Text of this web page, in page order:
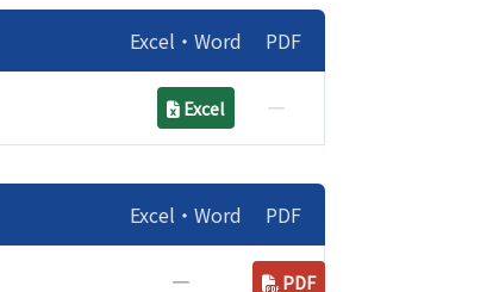
Excel・Word PDF
Excel ―
Excel・Word PDF
― PDF